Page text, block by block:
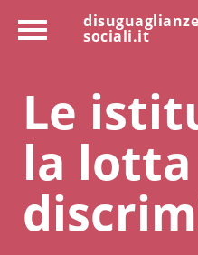
disuguaglianze
sociali.it
Le
la